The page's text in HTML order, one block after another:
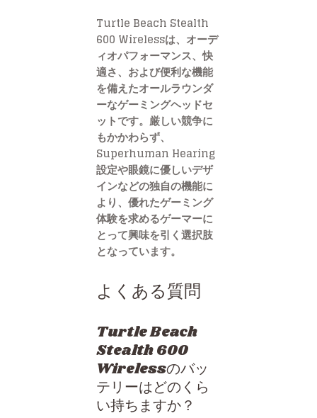
Turtle Beach Stealth
600 Wirelessは、オーデ
ィオパフォーマンス、快
適さ、および便利な機能
を備えたオールラウンダ
ーなゲーミングヘッドセ
ットです。厳しい競争に
もかかわらず、
Superhuman Hearing
設定や眼鏡に優しいデザ
インなどの独自の機能に
より、優れたゲーミング
体験を求めるゲーマーに
とって興味を引く選択肢
となっています。
よくある質問
Turtle Beach
Stealth 600
Wirelessのバッ
テリーはどのくら
い持ちますか？